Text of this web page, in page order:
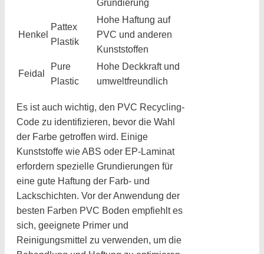
Grundierung
Henkel
Pattex
Plastik
Hohe Haftung auf
PVC und anderen
Kunststoffen
Feidal
Pure
Plastic
Hohe Deckkraft und
umweltfreundlich
Es ist auch wichtig, den PVC Recycling-
Code zu identifizieren, bevor die Wahl
der Farbe getroffen wird. Einige
Kunststoffe wie ABS oder EP-Laminat
erfordern spezielle Grundierungen für
eine gute Haftung der Farb- und
Lackschichten. Vor der Anwendung der
besten Farben PVC Boden empfiehlt es
sich, geeignete Primer und
Reinigungsmittel zu verwenden, um die